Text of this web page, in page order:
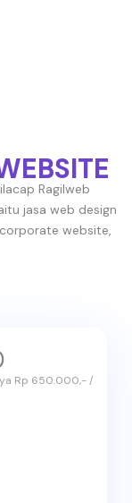
Ragilweb
jasa web design
website,
Rp 650.000,- /